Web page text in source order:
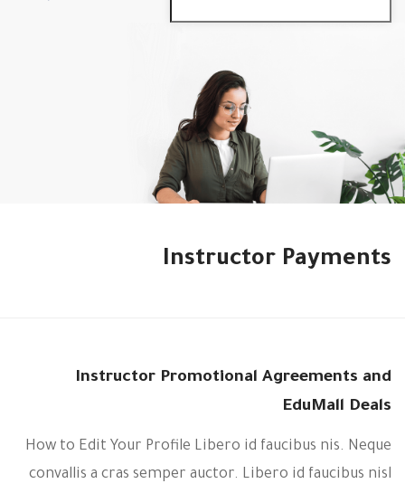
Instructor Payments
Instructor Promotional Agreements and
EduMall Deals
How to Edit Your Profile Libero id faucibus nis. Neque
convallis a cras semper auctor. Libero id faucibus nisl